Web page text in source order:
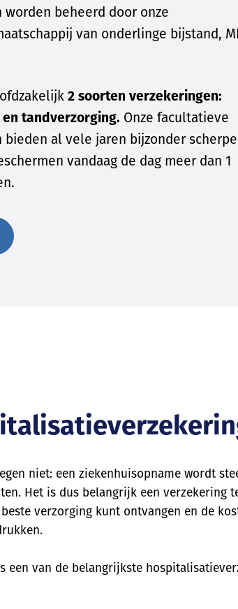
worden beheerd door onze
van onderlinge bijstand,
2 soorten verzekeringen:
tandverzorging. Onze facultatieve
bieden al vele jaren bijzonder scherpe
vandaag de dag meer dan 1
niet: een ziekenhuisopname wordt
Het is dus belangrijk een verzekering
verzorging kunt ontvangen en de
een van de belangrijkste